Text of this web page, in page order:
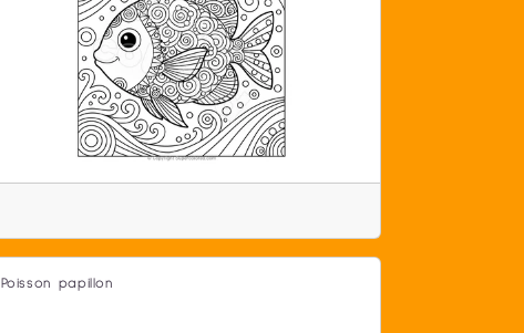
Poisson papillon